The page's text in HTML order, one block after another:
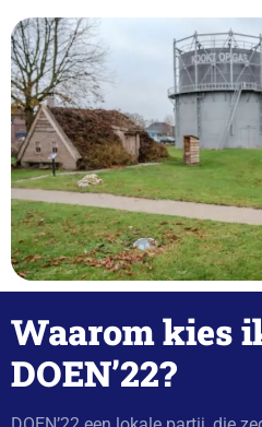
Waarom kies
DOEN’22?